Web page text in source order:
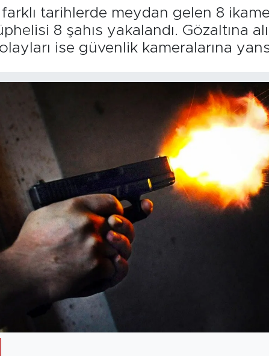
farklı tarihlerde meydan gelen 8
8 şahıs yakalandı. Gözaltına
ise güvenlik kameralarına